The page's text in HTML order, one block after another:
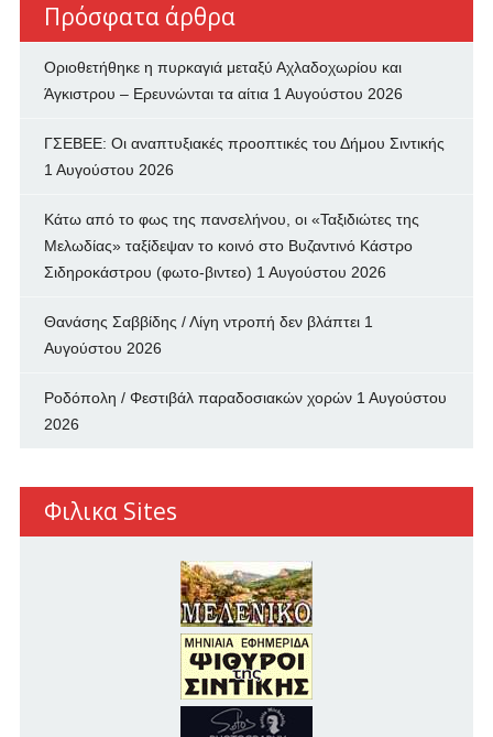
Πρόσφατα άρθρα
Οριοθετήθηκε η πυρκαγιά μεταξύ Αχλαδοχωρίου και
Άγκιστρου – Ερευνώνται τα αίτια 1 Αυγούστου 2026
ΓΣΕΒΕΕ: Οι αναπτυξιακές προοπτικές του Δήμου Σιντικής
1 Αυγούστου 2026
Κάτω από το φως της πανσελήνου, οι «Ταξιδιώτες της
Μελωδίας» ταξίδεψαν το κοινό στο Βυζαντινό Κάστρο
Σιδηροκάστρου (φωτο-βιντεο) 1 Αυγούστου 2026
Θανάσης Σαββίδης / Λίγη ντροπή δεν βλάπτει 1
Αυγούστου 2026
Ροδόπολη / Φεστιβάλ παραδοσιακών χορών 1 Αυγούστου
2026
Φιλικα Sites